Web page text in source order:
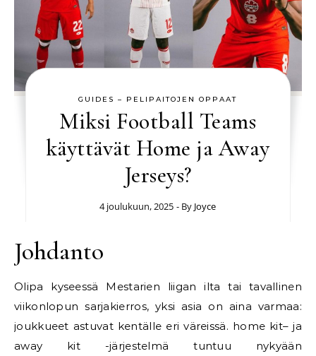
GUIDES – PELIPAITOJEN OPPAAT
Miksi Football Teams
käyttävät Home ja Away
Jerseys?
4 joulukuun, 2025 - By Joyce
Johdanto
Olipa kyseessä Mestarien liigan ilta tai tavallinen
viikonlopun sarjakierros, yksi asia on aina varmaa:
joukkueet astuvat kentälle eri väreissä. home kit– ja
away kit -järjestelmä tuntuu nykyään